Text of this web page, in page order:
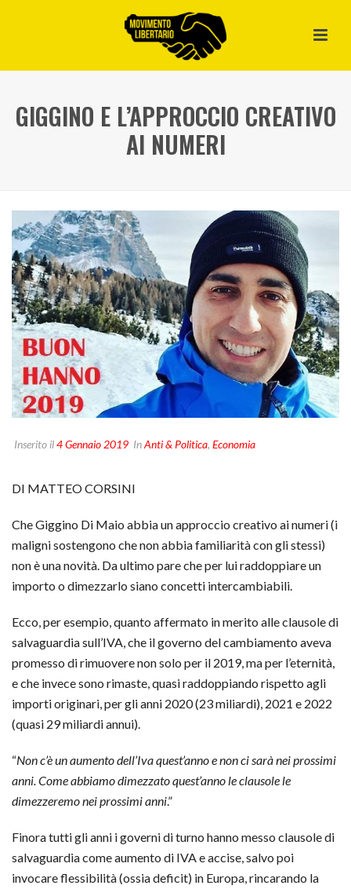
GIGGINO E L’APPROCCIO CREATIVO
AI NUMERI
Inserito il4 Gennaio 2019 InAnti & Politica, Economia
DI MATTEO CORSINI
Che Giggino Di Maio abbia un approccio creativo ai numeri (i
maligni sostengono che non abbia familiarità con gli stessi)
non è una novità. Da ultimo pare che per lui raddoppiare un
importo o dimezzarlo siano concetti intercambiabili.
Ecco, per esempio, quanto affermato in merito alle clausole di
salvaguardia sull’IVA, che il governo del cambiamento aveva
promesso di rimuovere non solo per il 2019, ma per l’eternità,
e che invece sono rimaste, quasi raddoppiando rispetto agli
importi originari, per gli anni 2020 (23 miliardi), 2021 e 2022
(quasi 29 miliardi annui).
“Non c’è un aumento dell’Iva quest’anno e non ci sarà nei prossimi
anni. Come abbiamo dimezzato quest’anno le clausole le
dimezzeremo nei prossimi anni.”
Finora tutti gli anni i governi di turno hanno messo clausole di
salvaguardia come aumento di IVA e accise, salvo poi
invocare flessibilità (ossia deficit) in Europa, rincarando la